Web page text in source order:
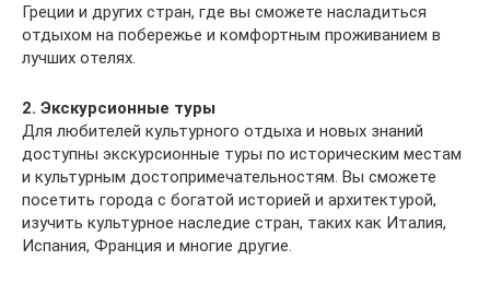
Греции и других стран, где вы сможете насладиться
отдыхом на побережье и комфортным проживанием в
лучших отелях.
2. Экскурсионные туры
Для любителей культурного отдыха и новых знаний
доступны экскурсионные туры по историческим местам
и культурным достопримечательностям. Вы сможете
посетить города с богатой историей и архитектурой,
изучить культурное наследие стран, таких как Италия,
Испания, Франция и многие другие.